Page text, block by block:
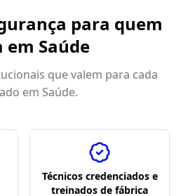
para quem
em Saúde
que valem para cada
em Saúde.
Técnicos credenciados e
treinados de fábrica